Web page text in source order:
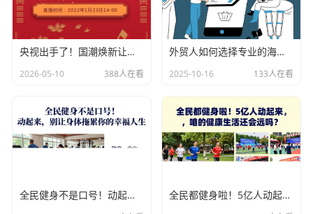
央视出手了！国潮焕新让非遗炸场，这才是文化强国该有的排面
2026-05-10 388人在看
外贸人如何选择专业的海关数据公司？
2025-10-16 133人在看
全民健身不是口号！动起来，别让身体拖累你的幸福人生 全民都健身啦！5亿人动起来，咱的健康生活还会远吗？